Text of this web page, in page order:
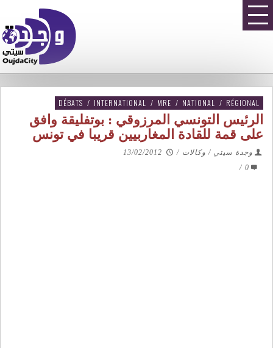
DÉBATS / INTERNATIONAL / MRE / NATIONAL / RÉGIONAL
الرئيس التونسي المرزوقي : بوتفليقة وافق
على قمة للقادة المغاربيين قريبا في تونس
وجدة سيتي / وكالات /
13/02/2012
0
/